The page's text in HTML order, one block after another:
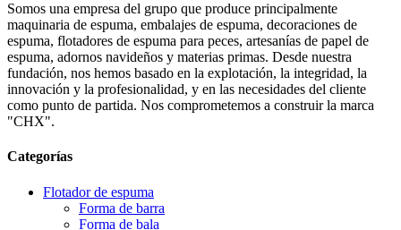
Somos una empresa del grupo que produce principalmente
maquinaria de espuma, embalajes de espuma, decoraciones de
espuma, flotadores de espuma para peces, artesanías de papel de
espuma, adornos navideños y materias primas. Desde nuestra
fundación, nos hemos basado en la explotación, la integridad, la
innovación y la profesionalidad, y en las necesidades del cliente
como punto de partida. Nos comprometemos a construir la marca
"CHX".
Categorías
Flotador de espuma
Forma de barra
Forma de bala